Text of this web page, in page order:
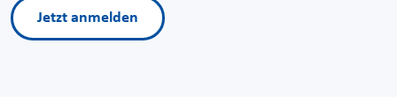
Jetzt anmelden